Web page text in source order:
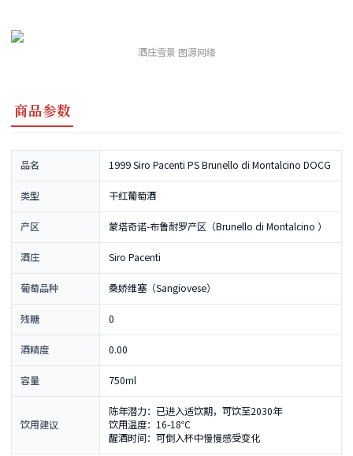
酒庄雪景 图源网络
商品参数
品名 1999 Siro Pacenti PS Brunello di Montalcino DOCG
类型 干红葡萄酒
产区 蒙塔奇诺-布鲁耐罗产区（Brunello di Montalcino ）
酒庄 Siro Pacenti
葡萄品种 桑娇维塞（Sangiovese）
残糖 0
酒精度 0.00
容量 750ml
饮用建议
陈年潜力：已进入适饮期，可饮至2030年
饮用温度：16-18℃
醒酒时间：可倒入杯中慢慢感受变化